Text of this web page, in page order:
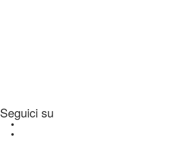
Seguici su